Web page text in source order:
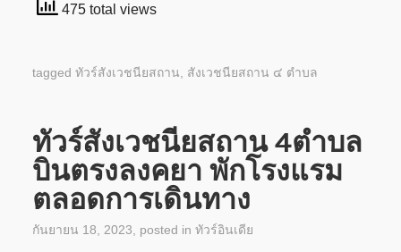
475 total views
tagged ทัวร์สังเวชนียสถาน, สังเวชนียสถาน ๔ ตำบล
ทัวร์สังเวชนียสถาน 4ตำบล
บินตรงลงคยา พักโรงแรม
ตลอดการเดินทาง
กันยายน 18, 2023 , posted in ทัวร์อินเดีย